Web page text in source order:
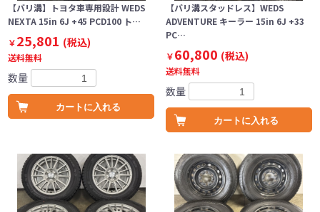
【バリ溝】トヨタ車専用設計 WEDS
NEXTA 15in 6J +45 PCD100 ト…
￥25,801 (税込)
送料無料
数量
カートに入れる
【バリ溝スタッドレス】WEDS
ADVENTURE キーラー 15in 6J +33
PC…
￥60,800 (税込)
送料無料
数量
カートに入れる